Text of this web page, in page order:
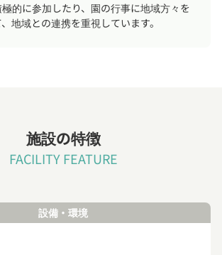
的に参加したり、園の行事に地域方々を
地域との連携を重視しています。
施設の特徴
FACILITY FEATURE
設備・環境